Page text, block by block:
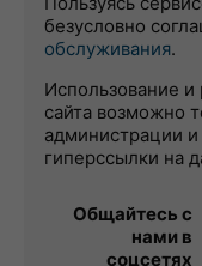
безусловно
обслуживания.
Использование
сайта возможно
администрации и
гиперссылки на
Общайтесь с
нами в
соцсетях